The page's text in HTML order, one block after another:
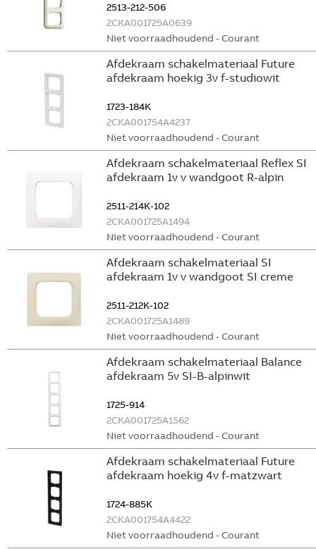
2513-212-506
2CKA001725A0639
Niet voorraadhoudend - Courant
Afdekraam schakelmateriaal Future
afdekraam hoekig 3v f-studiowit
1723-184K
2CKA001754A4237
Niet voorraadhoudend - Courant
Afdekraam schakelmateriaal Reflex SI
afdekraam 1v v wandgoot R-alpin
2511-214K-102
2CKA001725A1494
Niet voorraadhoudend - Courant
Afdekraam schakelmateriaal SI
afdekraam 1v v wandgoot SI creme
2511-212K-102
2CKA001725A1489
Niet voorraadhoudend - Courant
Afdekraam schakelmateriaal Balance
afdekraam 5v SI-B-alpinwit
1725-914
2CKA001725A1562
Niet voorraadhoudend - Courant
Afdekraam schakelmateriaal Future
afdekraam hoekig 4v f-matzwart
1724-885K
2CKA001754A4422
Niet voorraadhoudend - Courant